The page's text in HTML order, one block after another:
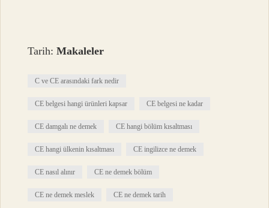
Tarih:Makaleler
C ve CE arasındaki fark nedir
CE belgesi hangi ürünleri kapsar CE belgesi ne kadar
CE damgalı ne demek CE hangi bölüm kısaltması
CE hangi ülkenin kısaltması CE ingilizce ne demek
CE nasıl alınır CE ne demek bölüm
CE ne demek meslek CE ne demek tarih